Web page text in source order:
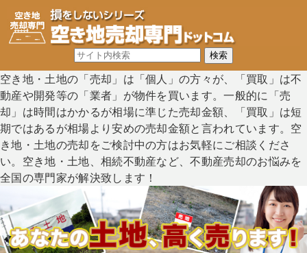
空き地・土地の「売却」は「個人」の方々が、「買取」は不
動産や開発等の「業者」が物件を買います。一般的に「売
却」は時間はかかるが相場に準じた売却金額、「買取」は短
期ではあるが相場より安めの売却金額と言われています。空
き地・土地の売却をご検討中の方はお気軽にご相談くださ
い。空き地・土地、相続不動産など、不動産売却のお悩みを
全国の専門家が解決致します！